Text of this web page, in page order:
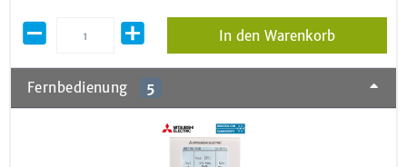
In den Warenkorb
Fernbedienung 5